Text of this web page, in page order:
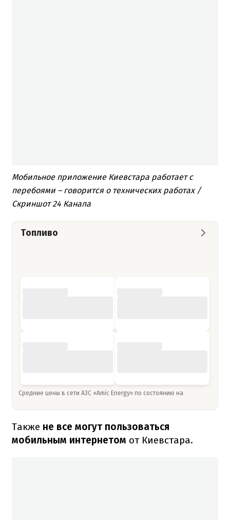
Мобильное приложение Киевстара работает с
перебоями – говорится о технических работах /
Скриншот 24 Канала
Топливо
Средние цены в сети АЗС «Amic Energy» по состоянию на
Также не все могут пользоваться
мобильным интернетом от Киевстара.